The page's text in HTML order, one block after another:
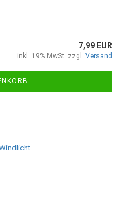
7,99 EUR
inkl. 19% MwSt. zzgl. Versand